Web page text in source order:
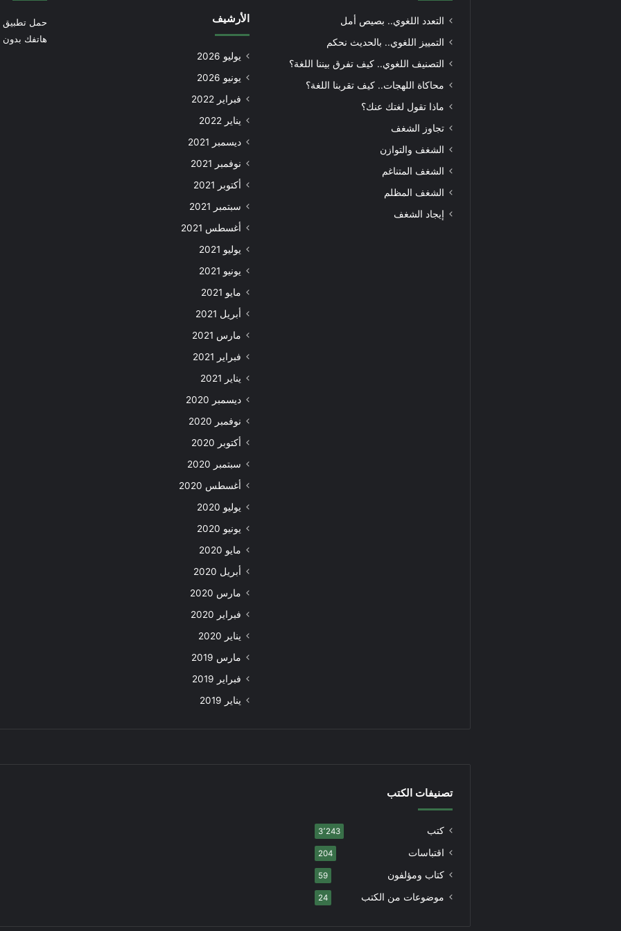
التعدد اللغوي.. بصيص أمل
التمييز اللغوي.. بالحديث نحكم
التصنيف اللغوي.. كيف تفرق بيننا اللغة؟
محاكاة اللهجات.. كيف تقربنا اللغة؟
ماذا تقول لغتك عنك؟
تجاوز الشغف
الشغف والتوازن
الشغف المتناغم
الشغف المظلم
إيجاد الشغف
الأرشيف
يوليو 2026
يونيو 2026
فبراير 2022
يناير 2022
ديسمبر 2021
نوفمبر 2021
أكتوبر 2021
سبتمبر 2021
أغسطس 2021
يوليو 2021
يونيو 2021
مايو 2021
أبريل 2021
مارس 2021
فبراير 2021
يناير 2021
ديسمبر 2020
نوفمبر 2020
أكتوبر 2020
سبتمبر 2020
أغسطس 2020
يوليو 2020
يونيو 2020
مايو 2020
أبريل 2020
مارس 2020
فبراير 2020
يناير 2020
مارس 2019
فبراير 2019
يناير 2019
حمل تطبيق
هاتفك بدون
تصنيفات الكتب
كتب 3٬243
اقتباسات 204
كتاب ومؤلفون 59
موضوعات من الكتب 24